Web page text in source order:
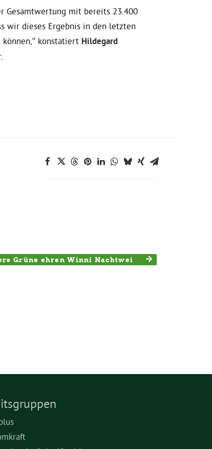
Gesamtwertung mit bereits 23.400
wir dieses Ergebnis in den letzten
können,” konstatiert Hildegard
Grüne ehren Winni Nachtwei